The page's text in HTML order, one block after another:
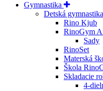
Gymnastika
Detská gymnastika
Rino Kjub
RinoGym
Sady
RinoSet
Materská
Škola
Skladacie
4-